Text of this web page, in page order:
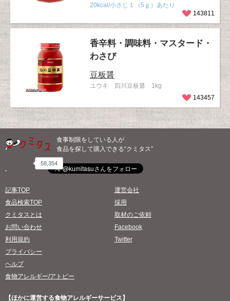
20kcal/小さじ１（5ｇ）あたり
143811
香辛料・調味料・マスタード・
わさび
豆板醤
ユウキ 四川豆板醤 1kg
143457
食事制限をしている人が
食品を探して購入できる“クミタス”
58,354
記事TOP
食品検索TOP
クミタスとは
お問い合わせ
利用規約
プライバシー
ヘルプ
食物アレルギー/アトピー
運営会社
採用
取材のご依頼
Facebook
Twitter
【ほかに運営する食物アレルギーサービス】